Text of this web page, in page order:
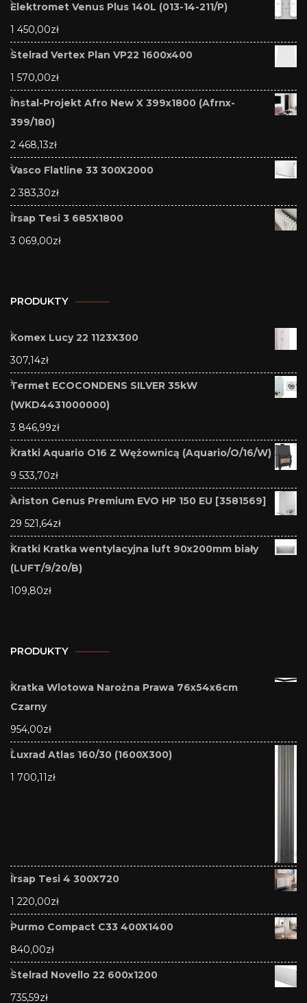
Elektromet Venus Plus 140L (013-14-211/P)
1 450,00zł
Stelrad Vertex Plan VP22 1600x400
1 570,00zł
Instal-Projekt Afro New X 399x1800 (Afrnx-
399/180)
2 468,13zł
Vasco Flatline 33 300X2000
2 383,30zł
Irsap Tesi 3 685X1800
3 069,00zł
PRODUKTY
Komex Lucy 22 1123X300
307,14zł
Termet ECOCONDENS SILVER 35kW
(WKD4431000000)
3 846,99zł
Kratki Aquario O16 Z Wężownicą (Aquario/O/16/W)
9 533,70zł
Ariston Genus Premium EVO HP 150 EU [3581569]
29 521,64zł
Kratki Kratka wentylacyjna luft 90x200mm biały
(LUFT/9/20/B)
109,80zł
PRODUKTY
Kratka Wlotowa Narożna Prawa 76x54x6cm
Czarny
954,00zł
Luxrad Atlas 160/30 (1600X300)
1 700,11zł
Irsap Tesi 4 300X720
1 220,00zł
Purmo Compact C33 400X1400
840,00zł
Stelrad Novello 22 600x1200
735,59zł